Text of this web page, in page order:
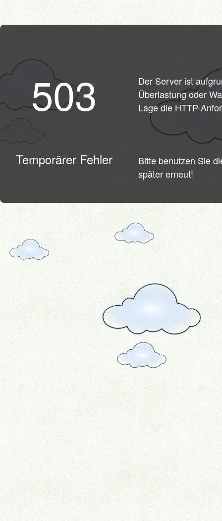
503
Temporärer Fehler
Der Server ist
Überlastung oder
Lage die HTTP-
Bitte benutzen Sie
später erneut!